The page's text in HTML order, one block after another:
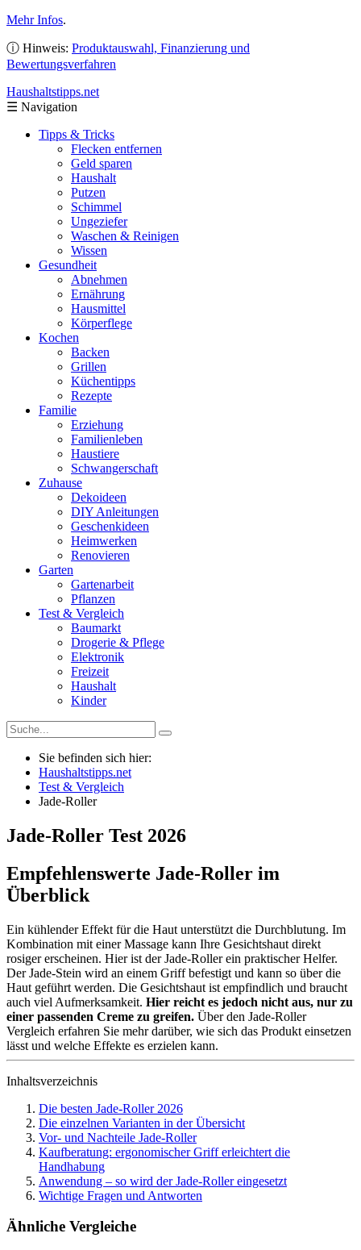
Mehr Infos.
ⓘ Hinweis: Produktauswahl, Finanzierung und
Bewertungsverfahren
Haushaltstipps.net
☰ Navigation
Tipps & Tricks
Flecken entfernen
Geld sparen
Haushalt
Putzen
Schimmel
Ungeziefer
Waschen & Reinigen
Wissen
Gesundheit
Abnehmen
Ernährung
Hausmittel
Körperflege
Kochen
Backen
Grillen
Küchentipps
Rezepte
Familie
Erziehung
Familienleben
Haustiere
Schwangerschaft
Zuhause
Dekoideen
DIY Anleitungen
Geschenkideen
Heimwerken
Renovieren
Garten
Gartenarbeit
Pflanzen
Test & Vergleich
Baumarkt
Drogerie & Pflege
Elektronik
Freizeit
Haushalt
Kinder
Sie befinden sich hier:
Haushaltstipps.net
Test & Vergleich
Jade-Roller
Jade-Roller Test 2026
Empfehlenswerte Jade-Roller im
Überblick
Ein kühlender Effekt für die Haut unterstützt die Durchblutung. Im
Kombination mit einer Massage kann Ihre Gesichtshaut direkt
rosiger erscheinen. Hier ist der Jade-Roller ein praktischer Helfer.
Der Jade-Stein wird an einem Griff befestigt und kann so über die
Haut geführt werden. Die Gesichtshaut ist empfindlich und braucht
auch viel Aufmerksamkeit. Hier reicht es jedoch nicht aus, nur zu
einer passenden Creme zu greifen. Über den Jade-Roller
Vergleich erfahren Sie mehr darüber, wie sich das Produkt einsetzen
lässt und welche Effekte es erzielen kann.
Inhaltsverzeichnis
Die besten Jade-Roller 2026
Die einzelnen Varianten in der Übersicht
Vor- und Nachteile Jade-Roller
Kaufberatung: ergonomischer Griff erleichtert die
Handhabung
Anwendung – so wird der Jade-Roller eingesetzt
Wichtige Fragen und Antworten
Ähnliche Vergleiche